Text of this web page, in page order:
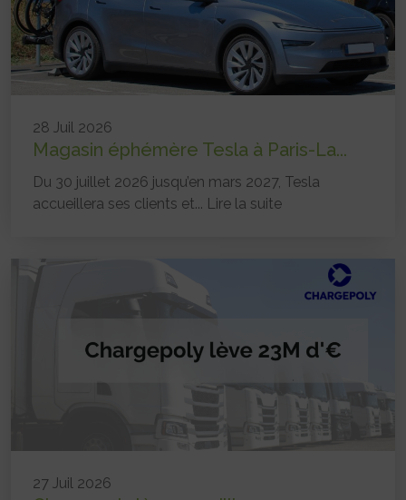
28 Juil 2026
Magasin éphémère Tesla à Paris-La...
Du 30 juillet 2026 jusqu’en mars 2027, Tesla
accueillera ses clients et... Lire la suite
27 Juil 2026